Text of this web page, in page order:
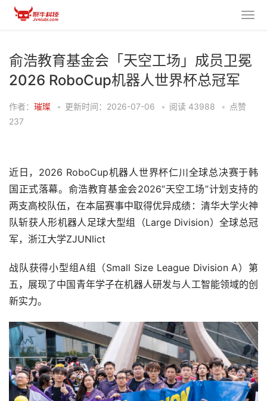
俞浩教育基金会「天空工场」成员卫冕
2026 RoboCup机器人世界杯总冠军
作者： 璀璨 • 更新时间：2026-07-06 • 阅读 43988 • 点赞
237
近日，2026 RoboCup机器人世界杯仁川全球总决赛于韩
国正式落幕。俞浩教育基金会2026“天空工场”计划支持的
两支高校队伍，在本届赛事中取得优异成绩：清华大学火神
队斩获人形机器人足球大型组（Large Division）全球总冠
军，浙江大学ZJUNlict
战队获得小型组A组（Small Size League Division A）第
五，展现了中国青年学子在机器人研发与人工智能领域的创
新实力。